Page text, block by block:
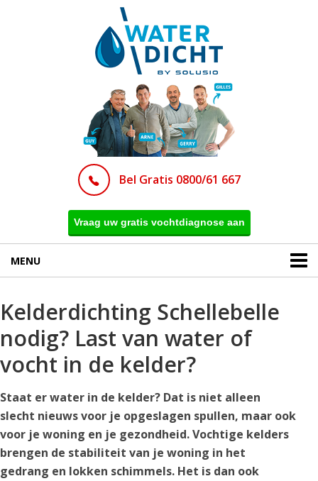
Bel Gratis 0800/61 667
Vraag uw gratis vochtdiagnose aan
MENU
Kelderdichting Schellebelle
nodig? Last van water of
vocht in de kelder?
Staat er water in de kelder? Dat is niet alleen
slecht nieuws voor je opgeslagen spullen, maar ook
voor je woning en je gezondheid. Vochtige kelders
brengen de stabiliteit van je woning in het
gedrang en lokken schimmels. Het is dan ook